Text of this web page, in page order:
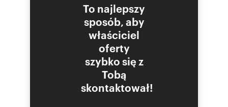
To najlepszy
sposób, aby
właściciel
oferty
szybko się z
Tobą
skontaktował!